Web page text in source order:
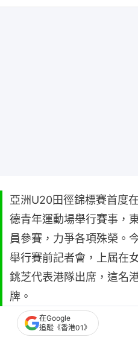
亞洲U20田徑錦標賽首度
德青年運動場舉行賽事，
員參賽，力爭各項殊榮。
舉行賽前記者會，上屆在
銚芝代表港隊出席，這名
牌。
亞洲U20田徑錦標賽首屆
在Google
追蹤《香港01》